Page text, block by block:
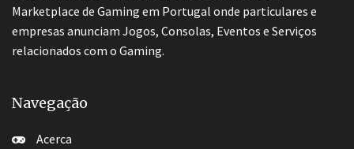
Marketplace de Gaming em Portugal onde particulares e
empresas anunciam Jogos, Consolas, Eventos e Serviços
relacionados com o Gaming.
Navegação
Acerca